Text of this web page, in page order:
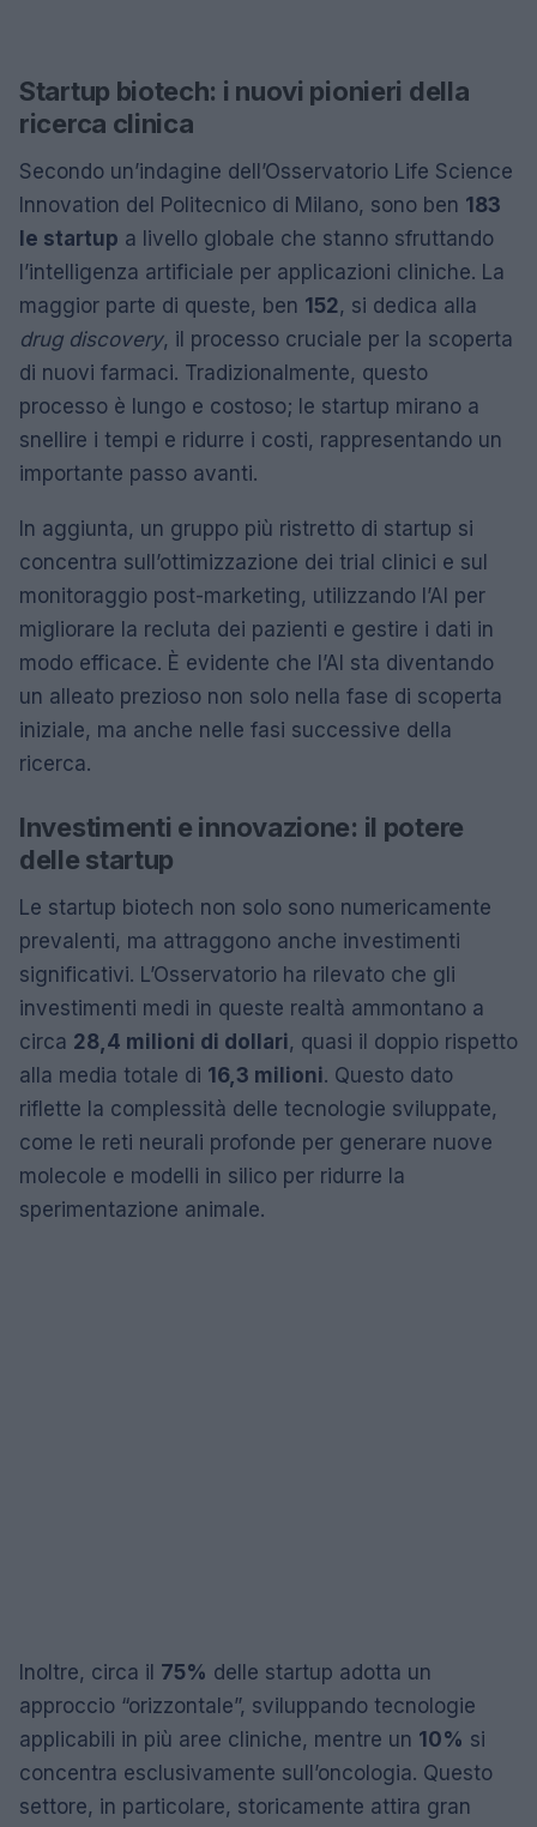
Startup biotech: i nuovi pionieri della
ricerca clinica
Secondo un’indagine dell’Osservatorio Life Science
Innovation del Politecnico di Milano, sono ben 183
le startup a livello globale che stanno sfruttando
l’intelligenza artificiale per applicazioni cliniche. La
maggior parte di queste, ben 152, si dedica alla
drug discovery, il processo cruciale per la scoperta
di nuovi farmaci. Tradizionalmente, questo
processo è lungo e costoso; le startup mirano a
snellire i tempi e ridurre i costi, rappresentando un
importante passo avanti.
In aggiunta, un gruppo più ristretto di startup si
concentra sull’ottimizzazione dei trial clinici e sul
monitoraggio post-marketing, utilizzando l’AI per
migliorare la recluta dei pazienti e gestire i dati in
modo efficace. È evidente che l’AI sta diventando
un alleato prezioso non solo nella fase di scoperta
iniziale, ma anche nelle fasi successive della
ricerca.
Investimenti e innovazione: il potere
delle startup
Le startup biotech non solo sono numericamente
prevalenti, ma attraggono anche investimenti
significativi. L’Osservatorio ha rilevato che gli
investimenti medi in queste realtà ammontano a
circa 28,4 milioni di dollari, quasi il doppio rispetto
alla media totale di 16,3 milioni. Questo dato
riflette la complessità delle tecnologie sviluppate,
come le reti neurali profonde per generare nuove
molecole e modelli in silico per ridurre la
sperimentazione animale.
Inoltre, circa il 75% delle startup adotta un
approccio “orizzontale”, sviluppando tecnologie
applicabili in più aree cliniche, mentre un 10% si
concentra esclusivamente sull’oncologia. Questo
settore, in particolare, storicamente attira gran